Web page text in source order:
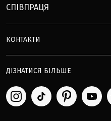
СПІВПРАЦЯ
КОНТАКТИ
ДІЗНАТИСЯ БІЛЬШЕ